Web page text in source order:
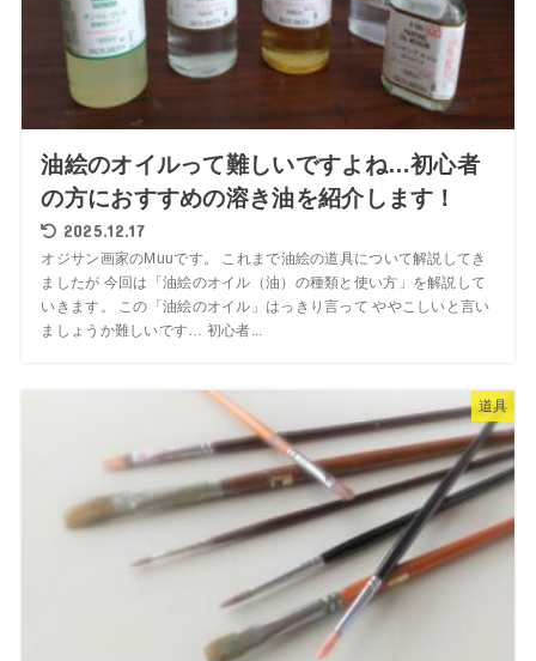
油絵のオイルって難しいですよね…初心者
の方におすすめの溶き油を紹介します！
2025.12.17
オジサン画家のMuuです。 これまで油絵の道具について解説してき
ましたが 今回は「油絵のオイル（油）の種類と使い方」を解説して
いきます。 この「油絵のオイル」はっきり言って ややこしいと言い
ましょうか難しいです… 初心者...
道具